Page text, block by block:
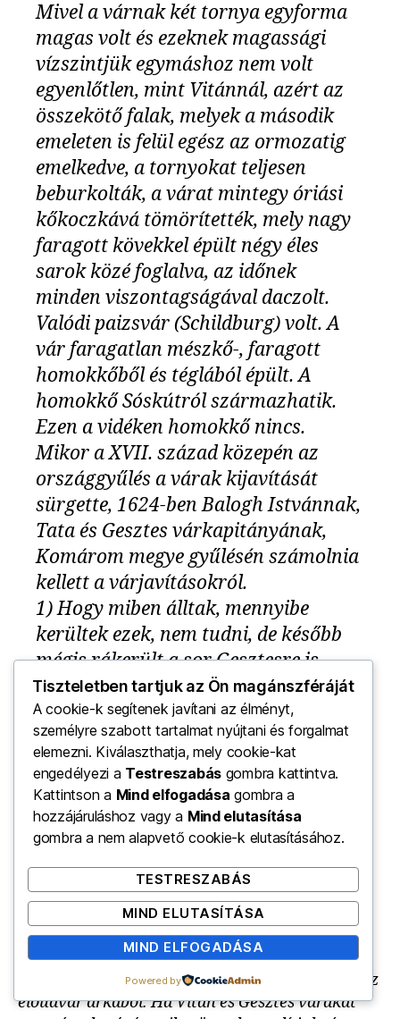
Mivel a várnak két tornya egyforma
magas volt és ezeknek magassági
vízszintjük egymáshoz nem volt
egyenlőtlen, mint Vitánnál, azért az
összekötő falak, melyek a második
emeleten is felül egész az ormozatig
emelkedve, a tornyokat teljesen
beburkolták, a várat mintegy óriási
kőkoczkává tömörítették, mely nagy
faragott kövekkel épült négy éles
sarok közé foglalva, az időnek
minden viszontagságával daczolt.
Valódi paizsvár (Schildburg) volt. A
vár faragatlan mészkő-, faragott
homokkőből és téglából épült. A
homokkő Sóskútról származhatik.
Ezen a vidéken homokkő nincs.
Mikor a XVII. század közepén az
országgyűlés a várak kijavítását
sürgette, 1624-ben Balogh Istvánnak,
Tata és Gesztes várkapitányának,
Komárom megye gyűlésén számolnia
kellett a várjavításokról.
1) Hogy miben álltak, mennyibe
kerültek ezek, nem tudni, de később
mégis rákerült a sor Gesztesre is,
legalább erre mutat egy 1652-ből
származó költségvetés, mely szerint,
több más hibán kivül, a bástyafal 11
öl hosszúságban s 4 öl magasságban
leszakadt, s a kapu is rozoga
állapotban volt. A kijavításra 44
köböl kőfalazásáért számíttatott 270
frt, az ácsoknak 140 frt, azonkívül a
különféle fuvarosoknak és
napszámosoknak járó napidijak.
2) Véleményünk szerint a követ ekkor fejtették az
előudvar árkából. Ha Vitán és Gesztes várakat
Tiszteletben tartjuk az Ön magánszféráját
A cookie-k segítenek javítani az élményt,
személyre szabott tartalmat nyújtani és forgalmat
elemezni. Kiválaszthatja, mely cookie-kat
engedélyezi a Testreszabás gombra kattintva.
Kattintson a Mind elfogadása gombra a
hozzájáruláshoz vagy a Mind elutasítása
gombra a nem alapvető cookie-k elutasításához.
TESTRESZABÁS
MIND ELUTASÍTÁSA
MIND ELFOGADÁSA
Powered by